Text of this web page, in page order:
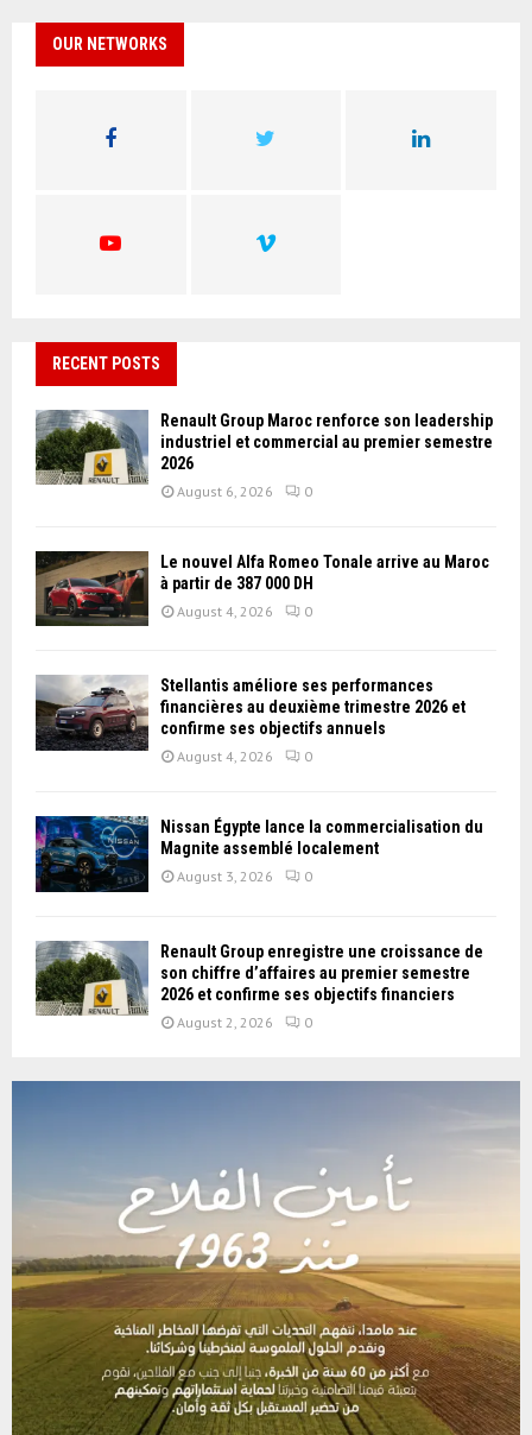
h
OUR NETWORKS
RECENT POSTS
Renault Group Maroc renforce son leadership
industriel et commercial au premier semestre
2026
August 6, 2026 0
Le nouvel Alfa Romeo Tonale arrive au Maroc
à partir de 387 000 DH
August 4, 2026 0
Stellantis améliore ses performances
financières au deuxième trimestre 2026 et
confirme ses objectifs annuels
August 4, 2026 0
Nissan Égypte lance la commercialisation du
Magnite assemblé localement
August 3, 2026 0
Renault Group enregistre une croissance de
son chiffre d’affaires au premier semestre
2026 et confirme ses objectifs financiers
August 2, 2026 0